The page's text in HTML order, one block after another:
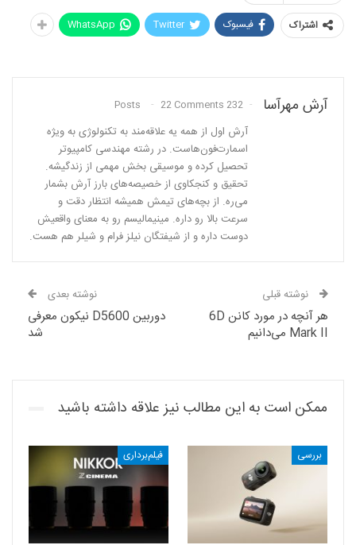
اشتراک فیسبوک Twitter
WhatsApp
آرش مهرآسا 232 Posts
22 Comments
آرش اول از همه یه علاقه‌مند به تکنولوژی به ویژه
اسمارت‌فون‌هاست. در رشته مهندسی کامپیوتر
تحصیل کرده و موسیقی بخش مهمی از زندگیشه.
تحقیق و کنجکاوی از خصیصه‌های بارز آرش بشمار
می‌ره. از بچه‌های تیمش همیشه انتظار دقت و
سرعت بالا رو داره. مینیمالیسم رو به معنای واقعیش
دوست داره و از شیفتگان نیلز فرام و شیلر هم هست.
نوشته قبلی
هر آنچه در مورد کانن 6D
Mark II می‌دانیم
نوشته بعدی
دوربین D5600 نیکون معرفی
شد
ممکن است به این مطالب نیز علاقه داشته باشید
بررسی فیلم‌برداری